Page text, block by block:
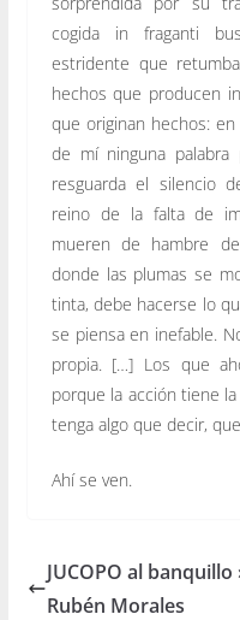
cogida in fraganti
estridente que
hechos que producen
que originan hechos:
de mí ninguna palabra
resguarda el silencio
reino de la falta de
mueren de hambre
donde las plumas se
tinta, debe hacerse lo
se piensa en inefable.
propia. […] Los que
porque la acción tiene la
tenga algo que decir,
Ahí se ven.
JUCOPO al
Rubén Morales